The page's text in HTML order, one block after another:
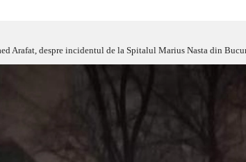
Arafat, despre incidentul de la Spitalul Marius Nasta din